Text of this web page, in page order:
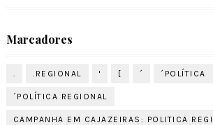
Marcadores
. .REGIONAL ' [ ´ ´POLÍTICA
´POLÍTICA REGIONAL
CAMPANHA EM CAJAZEIRAS: POLITICA